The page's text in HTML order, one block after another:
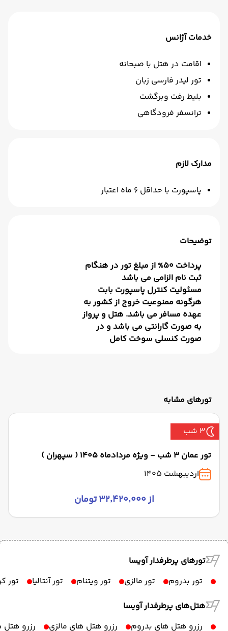
خدمات آژانس
اقامت در هتل با صبحانه
تور لیدر فارسی زبان
بلیط رفت وبرگشت
ترانسفر فرودگاهی
مدارک لازم
پاسپورت با حداقل 6 ماه اعتبار
توضیحات
پرداخت 50% از مبلغ تور در هنگام
ثبت نام الزامی می باشد
مسئولیت کنترل پاسپورت بابت
هرگونه ممنوعیت خروج از کشور به
عهده مسافر می باشد. هتل و پرواز
به صورت گارانتی می باشد و در
صورت کنسلی سوخت کامل
تورهای مشابه
3 شب
تور عمان 3 شب - ویژه مردادماه 1405 ( سپهران )
اردیبهشت 1405
از ۳۲٬۴۲۰٬۰۰۰ تومان
تورهای پرطرفدار آویسا
تور بدروم
تور مالزی تور ویتنام تور آنتالیا
تور
هتل‌های پرطرفدار آویسا
رزرو هتل های بدروم
رزرو هتل های مالزی
رزرو هتل